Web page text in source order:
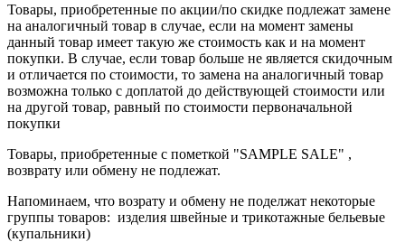
Товары, приобретенные по акции/по скидке подлежат замене
на аналогичный товар в случае, если на момент замены
данный товар имеет такую же стоимость как и на момент
покупки. В случае, если товар больше не является скидочным
и отличается по стоимости, то замена на аналогичный товар
возможна только с доплатой до действующей стоимости или
на другой товар, равный по стоимости первоначальной
покупки
Товары, приобретенные с пометкой "SAMPLE SALE" ,
возврату или обмену не подлежат.
Напоминаем, что возрату и обмену не поделжат некоторые
группы товаров: изделия швейные и трикотажные бельевые
(купальники)